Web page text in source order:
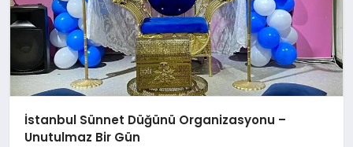
İstanbul Sünnet Düğünü Organizasyonu –
Unutulmaz Bir Gün